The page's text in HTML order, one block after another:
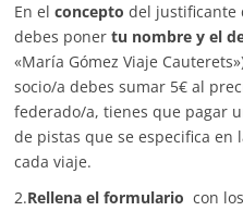
En elconcepto del justificante
debes ponertu nombre y el
«María Gómez Viaje
socio/a debes sumar 5€ al
federado/a, tienes que pagar
de pistas que se especifica en
cada viaje.
2.Rellena el formulario con